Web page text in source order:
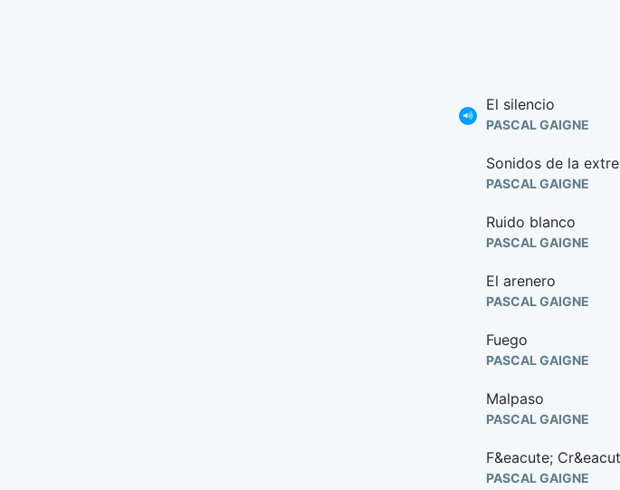
El silencio
PASCAL GAIGNE
Sonidos de la
PASCAL GAIGNE
Ruido blanco
PASCAL GAIGNE
El arenero
PASCAL GAIGNE
Fuego
PASCAL GAIGNE
Malpaso
PASCAL GAIGNE
F&eacute;
PASCAL GAIGNE